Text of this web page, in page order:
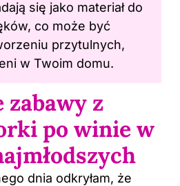
się jako materiał do
co może być
przytulnych,
w Twoim domu.
z
po winie w
dnia odkryłam, że